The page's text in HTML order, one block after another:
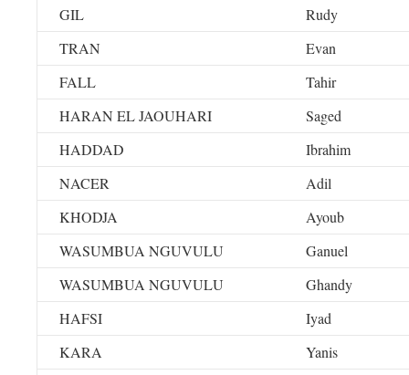
GIL
Rudy
TRAN
Evan
FALL
Tahir
HARAN EL JAOUHARI
Saged
HADDAD
Ibrahim
NACER
Adil
KHODJA
Ayoub
WASUMBUA NGUVULU
Ganuel
WASUMBUA NGUVULU
Ghandy
HAFSI
Iyad
KARA
Yanis